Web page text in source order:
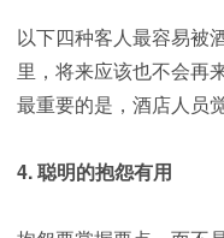
以下四种客人最容易被
里，将来应该也不会再
最重要的是，酒店人员
4. 聪明的抱怨有用